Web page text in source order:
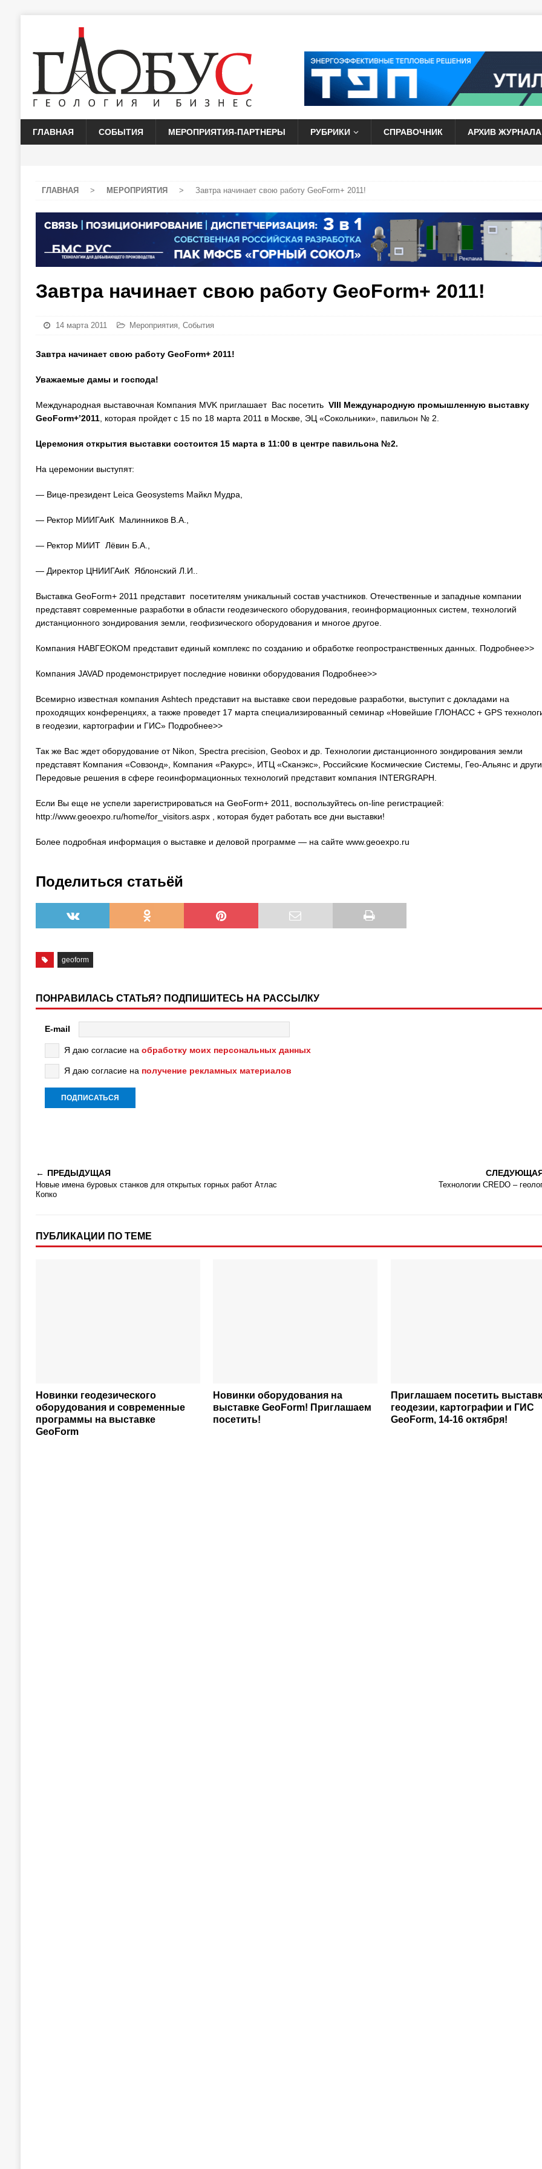
ГЛАВНАЯ СОБЫТИЯ МЕРОПРИЯТИЯ-ПАРТНЕРЫ РУБРИКИ СПРАВОЧНИК АРХИВ ЖУРНАЛА
ГЛАВНАЯ > МЕРОПРИЯТИЯ > Завтра начинает свою работу GeoForm+ 2011!
Завтра начинает свою работу GeoForm+ 2011!
14 марта 2011 Мероприятия, События
Завтра начинает свою работу GeoForm+ 2011!
Уважаемые дамы и господа!
Международная выставочная Компания MVK приглашает Вас посетить VIII Международную промышленную выставку
GeoForm+’2011, которая пройдет с 15 по 18 марта 2011 в Москве, ЭЦ «Сокольники», павильон № 2.
Церемония открытия выставки состоится 15 марта в 11:00 в центре павильона №2.
На церемонии выступят:
— Вице-президент Leica Geosystems Майкл Мудра,
— Ректор МИИГАиК Малинников В.А.,
— Ректор МИИТ Лёвин Б.А.,
— Директор ЦНИИГАиК Яблонский Л.И..
Выставка GeoForm+ 2011 представит посетителям уникальный состав участников. Отечественные и западные компании
представят современные разработки в области геодезического оборудования, геоинформационных систем, технологий
дистанционного зондирования земли, геофизического оборудования и многое другое.
Компания НАВГЕОКОМ представит единый комплекс по созданию и обработке геопространственных данных. Подробнее>>
Компания JAVAD продемонстрирует последние новинки оборудования Подробнее>>
Всемирно известная компания Ashtech представит на выставке свои передовые разработки, выступит с докладами на
проходящих конференциях, а также проведет 17 марта специализированный семинар «Новейшие ГЛОНАСС + GPS
в геодезии, картографии и ГИС» Подробнее>>
Так же Вас ждет оборудование от Nikon, Spectra precision, Geobox и др. Технологии дистанционного зондирования земли
представят Компания «Совзонд», Компания «Ракурс», ИТЦ «Сканэкс», Российские Космические Системы, Гео-Альянс и
Передовые решения в сфере геоинформационных технологий представит компания INTERGRAPH.
Если Вы еще не успели зарегистрироваться на GeoForm+ 2011, воспользуйтесь on-line регистрацией:
http://www.geoexpo.ru/home/for_visitors.aspx , которая будет работать все дни выставки!
Более подробная информация о выставке и деловой программе — на сайте www.geoexpo.ru
Поделиться статьёй
geoform
ПОНРАВИЛАСЬ СТАТЬЯ? ПОДПИШИТЕСЬ НА РАССЫЛКУ
E-mail
Я даю согласие на обработку моих персональных данных
Я даю согласие на получение рекламных материалов
ПРЕДЫДУЩАЯ
Новые имена буровых станков для открытых горных работ Атлас
Копко
Технологии CREDO –
ПУБЛИКАЦИИ ПО ТЕМЕ
Новинки геодезического
оборудования и современные
программы на выставке
GeoForm
Новинки оборудования на
выставке GeoForm! Приглашаем
посетить!
Приглашаем посетить
геодезии, картографии и ГИС
GeoForm, 14-16 октября!